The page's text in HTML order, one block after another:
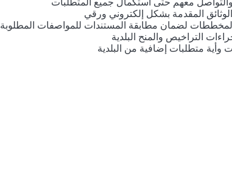
معهم حتى استكمال جميع المتطلبات
المقدمة بشكل إلكتروني ورقي
لضمان مطابقة المستندات للمواصفات المطلوبة
التراخيص والمنح البلدية
وأية متطلبات إضافية من البلدية